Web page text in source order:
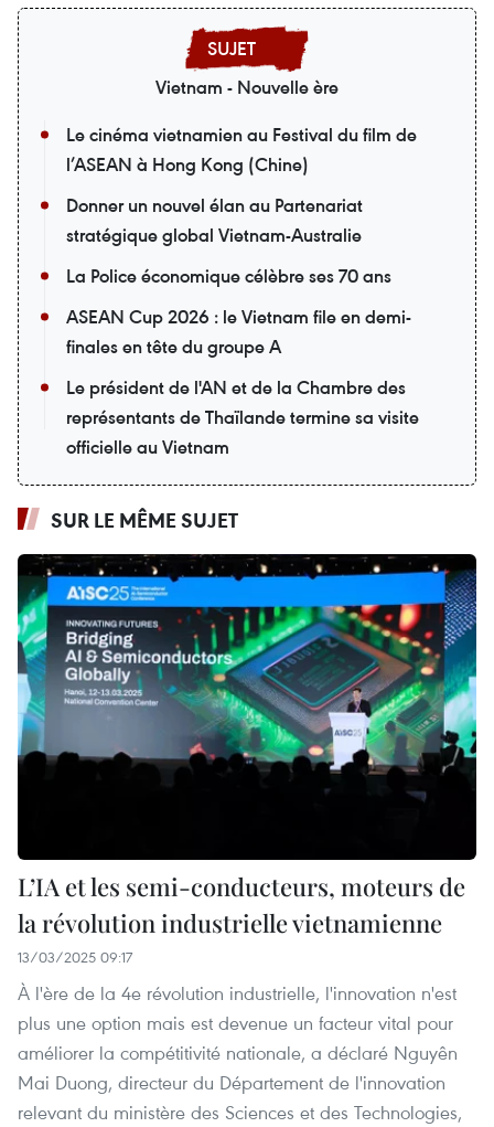
Vietnam - Nouvelle ère
Le cinéma vietnamien au Festival du film de
l’ASEAN à Hong Kong (Chine)
Donner un nouvel élan au Partenariat
stratégique global Vietnam-Australie
La Police économique célèbre ses 70 ans
ASEAN Cup 2026 : le Vietnam file en demi-
finales en tête du groupe A
Le président de l'AN et de la Chambre des
représentants de Thaïlande termine sa visite
officielle au Vietnam
SUR LE MÊME SUJET
L’IA et les semi-conducteurs, moteurs de
la révolution industrielle vietnamienne
13/03/2025 09:17
À l'ère de la 4e révolution industrielle, l'innovation n'est
plus une option mais est devenue un facteur vital pour
améliorer la compétitivité nationale, a déclaré Nguyên
Mai Duong, directeur du Département de l'innovation
relevant du ministère des Sciences et des Technologies,